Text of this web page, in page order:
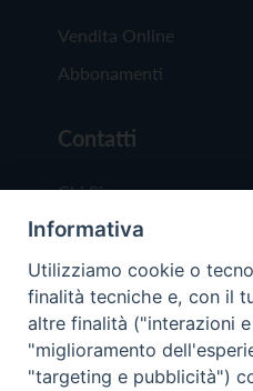
Vendita Online
Abbonamenti
Contatti
Chi Siamo
Redazione
Scrivici
Informativa
Utilizziamo cookie o
finalità tecniche e, con il
altre finalità ("interazioni
"miglioramento
"targeting e pubblicità")